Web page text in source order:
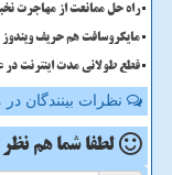
راه حل ممانعت از مهاجرت
مایکروسافت هم حریف ویندوز 11 نشد
قطع طولانی مدت اینترنت در
نظرات بینندگان
لطفا شما هم